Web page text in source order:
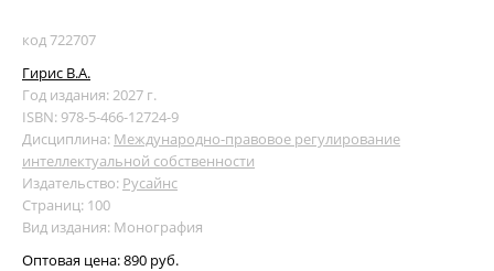
код 722707
Гирис В.А.
Год издания: 2027 г.
ISBN: 978-5-466-12724-9
Дисциплина: Международно-правовое регулирование
интеллектуальной собственности
Издательство: Русайнс
Страниц: 100
Вид издания: Монография
Оптовая цена:890 руб.